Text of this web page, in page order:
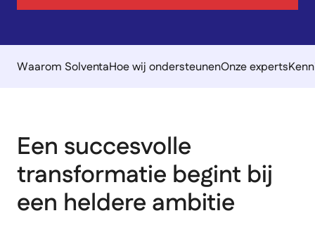
Waarom SolventaHoe wij ondersteunenOnze experts
Een succesvolle
transformatie begint bij
een heldere ambitie